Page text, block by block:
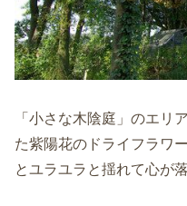
「小さな木陰庭」のエリ
た紫陽花のドライフラワ
とユラユラと揺れて心が